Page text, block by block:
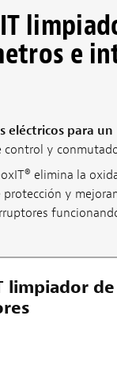
e
eléctricos para
control y
elimina la
protección y
limpiador